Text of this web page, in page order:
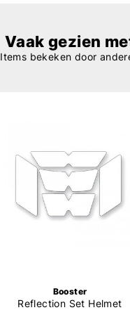
Vaak gezien
Items bekeken door
Booster
Reflection Set Helmet